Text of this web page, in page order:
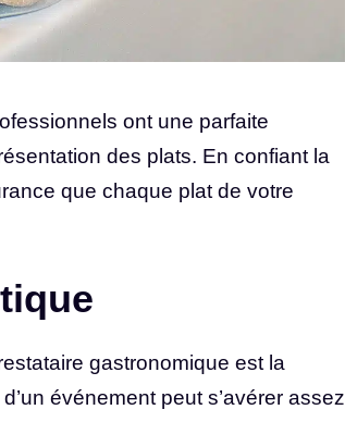
ont une parfaite
des plats. En confiant la
que chaque plat de votre
gastronomique est la
événement peut s’avérer assez